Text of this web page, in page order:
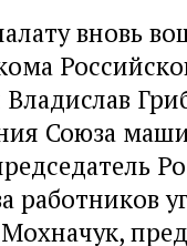
вновь
Союза
работников